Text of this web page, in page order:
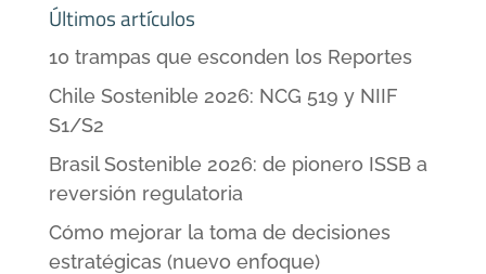
Últimos artículos
10 trampas que esconden los Reportes
Chile Sostenible 2026: NCG 519 y NIIF
S1/S2
Brasil Sostenible 2026: de pionero ISSB a
reversión regulatoria
Cómo mejorar la toma de decisiones
estratégicas (nuevo enfoque)